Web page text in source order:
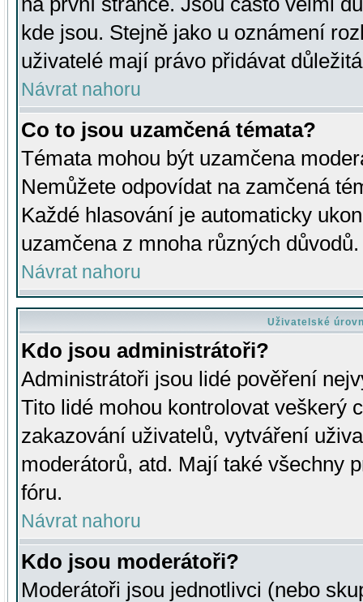
kde jsou. Stejně jako u oznámení
uživatelé mají právo přidávat
Návrat nahoru
Co to jsou uzamčená témata?
Témata mohou být uzamčena
Nemůžete odpovídat na zamčená
Každé hlasování je automaticky
uzamčena z mnoha různých důvodů.
Návrat nahoru
Uživatelské
Kdo jsou administrátoři?
Administrátoři jsou lidé pověření
Tito lidé mohou kontrolovat veškerý
zakazování uživatelů, vytváření
moderátorů, atd. Mají také všechny
fóru.
Návrat nahoru
Kdo jsou moderátoři?
Moderátoři jsou jednotlivci (nebo